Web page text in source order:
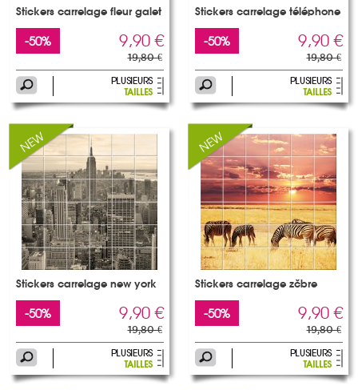
Stickers carrelage fleur galet
-50% 9,90 €
19,80 €
Stickers carrelage téléphone
-50% 9,90 €
19,80 €
Stickers carrelage new york
-50% 9,90 €
19,80 €
Stickers carrelage zèbre
-50% 9,90 €
19,80 €